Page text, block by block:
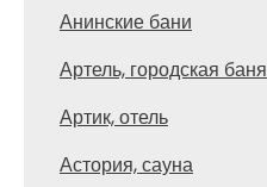
Анинские бани
Артель, городская баня
Артик, отель
Астория, сауна